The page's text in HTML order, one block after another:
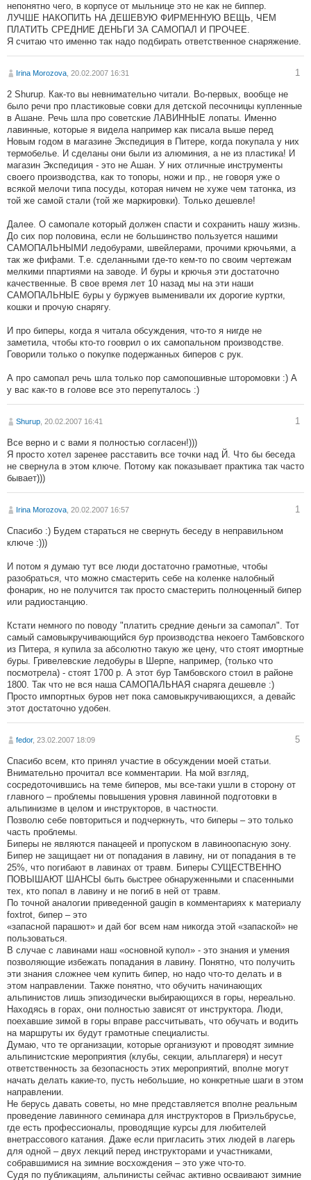
непонятно чего, в корпусе от мыльнице это не как не биппер.
ЛУЧШЕ НАКОПИТЬ НА ДЕШЕВУЮ ФИРМЕННУЮ ВЕЩЬ, ЧЕМ
ПЛАТИТЬ СРЕДНИЕ ДЕНЬГИ ЗА САМОПАЛ И ПРОЧЕЕ.
Я считаю что именно так надо подбирать ответственное снаряжение.
Irina Morozova , 20.02.2007 16:31 1
2 Shurup. Как-то вы невнимательно читали. Во-первых, вообще не
было речи про пластиковые совки для детской песочницы купленные
в Ашане. Речь шла про советские ЛАВИННЫЕ лопаты. Именно
лавинные, которые я видела например как писала выше перед
Новым годом в магазине Экспедиция в Питере, когда покупала у них
термобелье. И сделаны они были из алюминия, а не из плаcтика! И
магазин Экспедиция - это не Ашан. У них отличные инструменты
своего производства, как то топоры, ножи и пр., не говоря уже о
всякой мелочи типа посуды, которая ничем не хуже чем татонка, из
той же самой стали (той же маркировки). Только дешевле!
Далее. О самопале который должен спасти и сохранить нашу жизнь.
До сих пор половина, если не большинство пользуется нашими
САМОПАЛЬНЫМИ ледобурами, швейлерами, прочими крючьями, а
так же фифами. Т.е. сделанными где-то кем-то по своим чертежам
мелкими ппартиями на заводе. И буры и крючья эти достаточно
качественные. В свое время лет 10 назад мы на эти наши
САМОПАЛЬНЫЕ буры у буржуев выменивали их дорогие куртки,
кошки и прочую снарягу.
И про биперы, когда я читала обсуждения, что-то я нигде не
заметила, чтобы кто-то гооврил о их самопальном производстве.
Говорили только о покупке подержанных биперов с рук.
А про самопал речь шла только пор самопошивные шторомовки :) А
у вас как-то в голове все это перепуталось :)
Shurup , 20.02.2007 16:41 1
Все верно и с вами я полностью согласен!)))
Я просто хотел заренее расставить все точки над Й. Что бы беседа
не свернула в этом ключе. Потому как показывает практика так часто
бывает)))
Irina Morozova , 20.02.2007 16:57 1
Спасибо :) Будем стараться не свернуть беседу в неправильном
ключе :)))
И потом я думаю тут все люди достаточно грамотные, чтобы
разобраться, что можно смастерить себе на коленке налобный
фонарик, но не получится так просто смастерить полноценный бипер
или радиостанцию.
Кстати немного по поводу "платить средние деньги за самопал". Тот
самый самовыкручивающийся бур производства некоего Тамбовского
из Питера, я купила за абсолютно такую же цену, что стоят имортные
буры. Гривелевские ледобуры в Шерпе, например, (только что
посмотрела) - стоят 1700 р. А этот бур Тамбовского стоил в районе
1800. Так что не вся наша САМОПАЛЬНАЯ снаряга дешевле :)
Просто импортных буров нет пока самовыкручивающихся, а девайс
этот достаточно удобен.
fedor, 23.02.2007 18:09 5
Спасибо всем, кто принял участие в обсуждении моей статьи.
Внимательно прочитал все комментарии. На мой взгляд,
сосредоточившись на теме биперов, мы все-таки ушли в сторону от
главного – проблемы повышения уровня лавинной подготовки в
альпинизме в целом и инструкторов, в частности.
Позволю себе повториться и подчеркнуть, что биперы – это только
часть проблемы.
Биперы не являются панацеей и пропуском в лавиноопасную зону.
Бипер не защищает ни от попадания в лавину, ни от попадания в те
25%, что погибают в лавинах от травм. Биперы СУЩЕСТВЕННО
ПОВЫШАЮТ ШАНСЫ быть быстрее обнаруженными и спасенными
тех, кто попал в лавину и не погиб в ней от травм.
По точной аналогии приведенной gaugin в комментариях к материалу
foxtrot, бипер – это
«запасной парашют» и дай бог всем нам никогда этой «запаской» не
пользоваться.
В случае с лавинами наш «основной купол» - это знания и умения
позволяющие избежать попадания в лавину. Понятно, что получить
эти знания сложнее чем купить бипер, но надо что-то делать и в
этом направлении. Также понятно, что обучить начинающих
альпинистов лишь эпизодически выбирающихся в горы, нереально.
Находясь в горах, они полностью зависят от инструктора. Люди,
поехавшие зимой в горы вправе рассчитывать, что обучать и водить
на маршруты их будут грамотные специалисты.
Думаю, что те организации, которые организуют и проводят зимние
альпинистские мероприятия (клубы, секции, альплагеря) и несут
ответственность за безопасность этих мероприятий, вполне могут
начать делать какие-то, пусть небольшие, но конкретные шаги в этом
направлении.
Не берусь давать советы, но мне представляется вполне реальным
проведение лавинного семинара для инструкторов в Приэльбрусье,
где есть профессионалы, проводящие курсы для любителей
внетрассового катания. Даже если пригласить этих людей в лагерь
для одной – двух лекций перед инструкторами и участниками,
собравшимися на зимние восхождения – это уже что-то.
Судя по публикациям, альпинисты сейчас активно осваивают зимние